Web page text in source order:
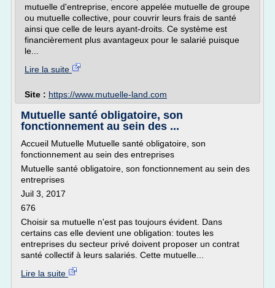
mutuelle d'entreprise, encore appelée mutuelle de groupe
ou mutuelle collective, pour couvrir leurs frais de santé
ainsi que celle de leurs ayant-droits. Ce système est
financièrement plus avantageux pour le salarié puisque
le...
Lire la suite
Site : https://www.mutuelle-land.com
Mutuelle santé obligatoire, son
fonctionnement au sein des ...
Accueil Mutuelle Mutuelle santé obligatoire, son
fonctionnement au sein des entreprises
Mutuelle santé obligatoire, son fonctionnement au sein des
entreprises
Juil 3, 2017
676
Choisir sa mutuelle n'est pas toujours évident. Dans
certains cas elle devient une obligation: toutes les
entreprises du secteur privé doivent proposer un contrat
santé collectif à leurs salariés. Cette mutuelle...
Lire la suite